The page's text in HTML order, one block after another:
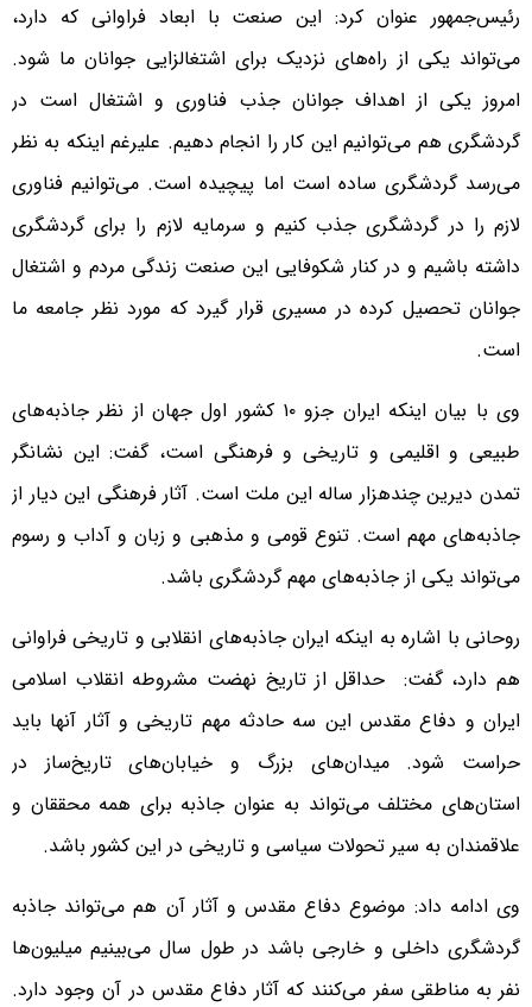
رئیس‌جمهور عنوان کرد: این صنعت با ابعاد فراوانی که دارد،
می‌تواند یکی از راه‌های نزدیک برای اشتغالزایی جوانان ما شود.
امروز یکی از اهداف جوانان جذب فناوری و اشتغال است در
گردشگری هم می‌توانیم این کار را انجام دهیم. علیرغم اینکه به نظر
می‌رسد گردشگری ساده است اما پیچیده است. می‌توانیم فناوری
لازم را در گردشگری جذب کنیم و سرمایه لازم را برای گردشگری
داشته باشیم و در کنار شکوفایی این صنعت زندگی مردم و اشتغال
جوانان تحصیل کرده در مسیری قرار گیرد که مورد نظر جامعه ما
است.
وی با بیان اینکه ایران جزو ۱۰ کشور اول جهان از نظر جاذبه‌های
طبیعی و اقلیمی و تاریخی و فرهنگی است، گفت: این نشانگر
تمدن دیرین چندهزار ساله این ملت است. آثار فرهنگی این دیار از
جاذبه‌های مهم است. تنوع قومی و مذهبی و زبان و آداب و رسوم
می‌تواند یکی از جاذبه‌های مهم گردشگری باشد.
روحانی با اشاره به اینکه ایران جاذبه‌های انقلابی و تاریخی فراوانی
هم دارد، گفت: حداقل از تاریخ نهضت مشروطه انقلاب اسلامی
ایران و دفاع مقدس این سه حادثه مهم تاریخی و آثار آنها باید
حراست شود. میدان‌های بزرگ و خیابان‌های تاریخ‌ساز در
استان‌های مختلف می‌تواند به عنوان جاذبه برای همه محققان و
علاقمندان به سیر تحولات سیاسی و تاریخی در این کشور باشد.
وی ادامه داد: موضوع دفاع مقدس و آثار آن هم می‌تواند جاذبه
گردشگری داخلی و خارجی باشد در طول سال می‌بینیم میلیون‌ها
نفر به مناطقی سفر می‌کنند که آثار دفاع مقدس در آن وجود دارد.